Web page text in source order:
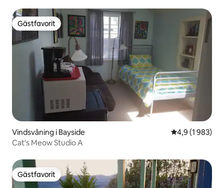
Gästfavorit
Gästfavorit
Vindsvåning i Bayside 4,9 av 5 i
4,9 (1 983)
Cat's Meow Studio A
Gästfavorit
Gästfavorit